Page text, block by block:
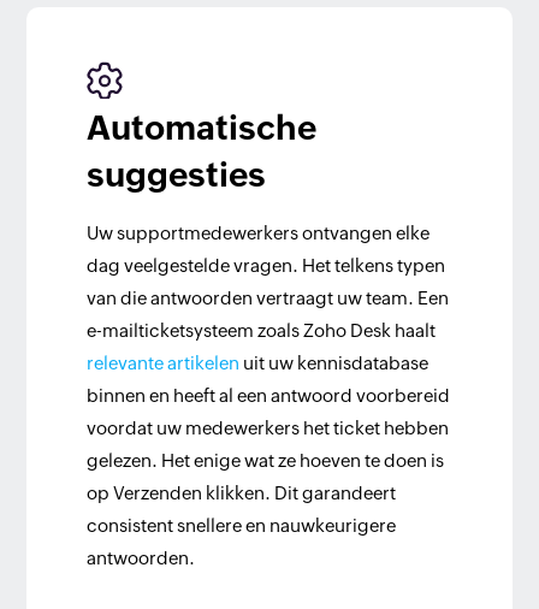
Automatische
suggesties
Uw supportmedewerkers ontvangen elke
dag veelgestelde vragen. Het telkens typen
van die antwoorden vertraagt uw team. Een
e-mailticketsysteem zoals Zoho Desk haalt
relevante artikelen uit uw kennisdatabase
binnen en heeft al een antwoord voorbereid
voordat uw medewerkers het ticket hebben
gelezen. Het enige wat ze hoeven te doen is
op Verzenden klikken. Dit garandeert
consistent snellere en nauwkeurigere
antwoorden.